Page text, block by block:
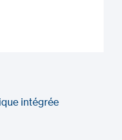
intégrée